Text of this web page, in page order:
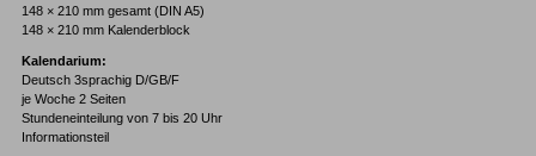
148 × 210 mm gesamt (DIN A5)
148 × 210 mm Kalenderblock
Kalendarium:
Deutsch 3sprachig D/GB/F
je Woche 2 Seiten
Stundeneinteilung von 7 bis 20 Uhr
Informationsteil